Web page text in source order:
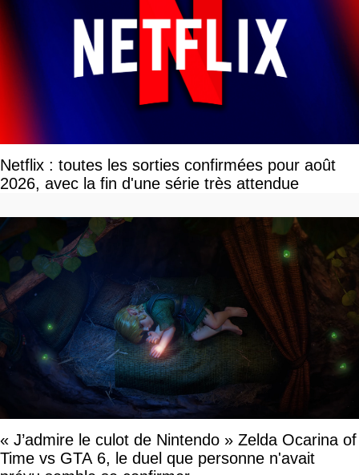
Netflix : toutes les sorties confirmées pour août
2026, avec la fin d'une série très attendue
« J’admire le culot de Nintendo » Zelda Ocarina of
Time vs GTA 6, le duel que personne n'avait